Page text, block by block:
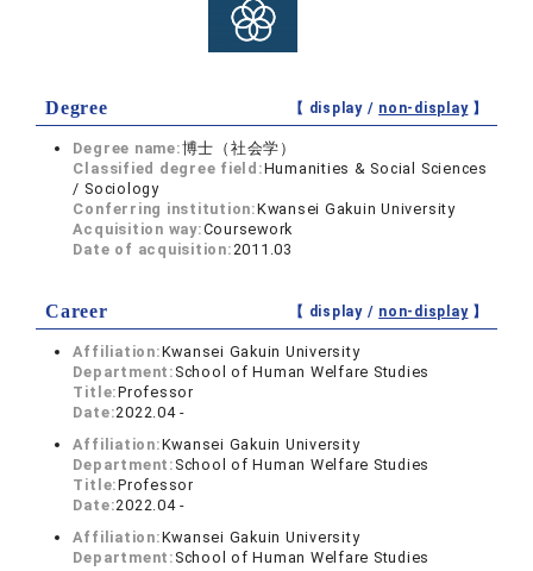
Degree 【 display / non-display】
Degree name:博士（社会学）
Classified degree field:Humanities & Social Sciences
/ Sociology
Conferring institution:Kwansei Gakuin University
Acquisition way:Coursework
Date of acquisition:2011.03
Career 【 display / non-display】
Affiliation:Kwansei Gakuin University
Department: School of Human Welfare Studies
Title:Professor
Date:2022.04 -
Affiliation:Kwansei Gakuin University
Department: School of Human Welfare Studies
Title:Professor
Date:2022.04 -
Affiliation:Kwansei Gakuin University
Department: School of Human Welfare Studies